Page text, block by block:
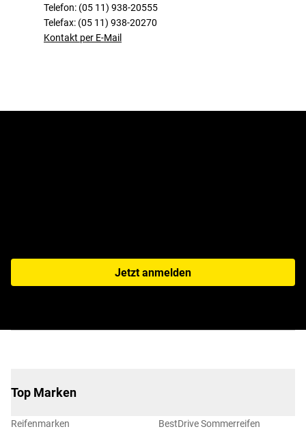
Telefon: (05 11) 938-20555
Telefax: (05 11) 938-20270
Kontakt per E-Mail
Jetzt anmelden
Top Marken
Reifenmarken BestDrive Sommerreifen